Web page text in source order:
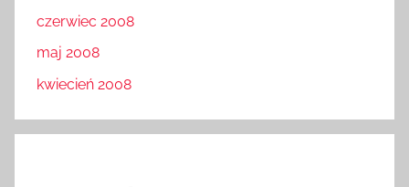
czerwiec 2008
maj 2008
kwiecień 2008